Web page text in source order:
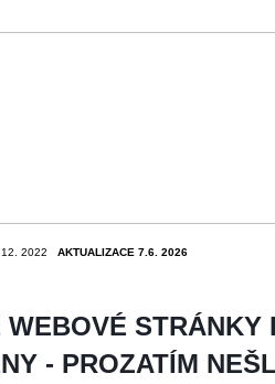
12. 2022 AKTUALIZACE 7.6. 2026
STRÁNKY
- PROZATÍM